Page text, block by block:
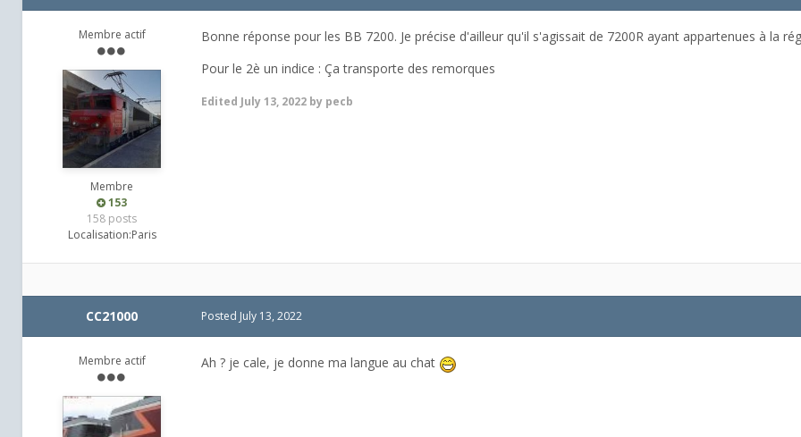
Membre actif
Membre
153
158 posts
Localisation:Paris
Bonne réponse pour les BB 7200. Je précise d'ailleur qu'il s'agissait de 7200R ayant appartenues à la
Pour le 2è un indice : Ça transporte des remorques
Edited July 13, 2022 by pecb
CC21000
Membre actif
Posted July 13, 2022
Ah ? je cale, je donne ma langue au chat